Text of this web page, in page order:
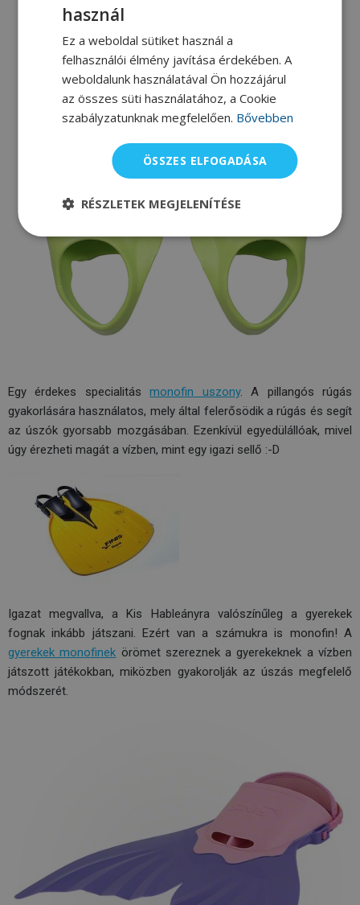
Egy érdekes specialitásmonofin uszony. A pillangós rúgás
gyakorlására használatos, mely által felerősödik a rúgás és segít
az úszók gyorsabb mozgásában. Ezenkívül egyedülállóak, mivel
úgy érezheti magát a vízben, mint egy igazi sellő :-D
Igazat megvallva, a Kis Hableányra valószínűleg a gyerekek
fognak inkább játszani. Ezért van a számukra is monofin! A
gyerekek monofinek örömet szereznek a gyerekeknek a vízben
játszott játékokban, miközben gyakorolják az úszás megfelelő
módszerét.
használ
Ez a weboldal sütiket használ a
felhasználói élmény javítása érdekében. A
weboldalunk használatával Ön hozzájárul
az összes süti használatához, a Cookie
szabályzatunknak megfelelően. Bővebben
ÖSSZES ELFOGADÁSA
RÉSZLETEK MEGJELENÍTÉSE